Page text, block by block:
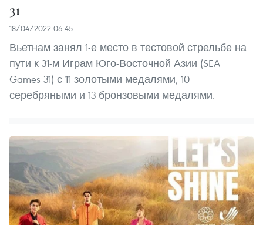
31
18/04/2022 06:45
Вьетнам занял 1-е место в тестовой стрельбе на
пути к 31-м Играм Юго-Восточной Азии (SEA
Games 31) с 11 золотыми медалями, 10
серебряными и 13 бронзовыми медалями.